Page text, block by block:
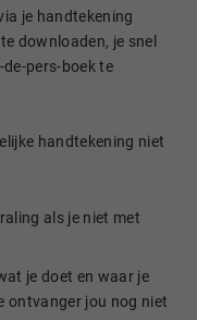
je handtekening
downloaden, je snel
pers-boek te
handtekening niet
als je niet met
je doet en waar je
ontvanger jou nog niet